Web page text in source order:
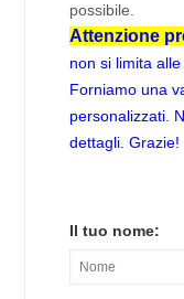
possibile.
Attenzione
non si limita
Forniamo una
personalizzati.
dettagli. Grazie!
Il tuo nome: